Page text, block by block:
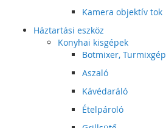
Kamera objektív tok
Háztartási eszköz
Konyhai kisgépek
Botmixer, Turmixgép
Aszaló
Kávédaráló
Ételpároló